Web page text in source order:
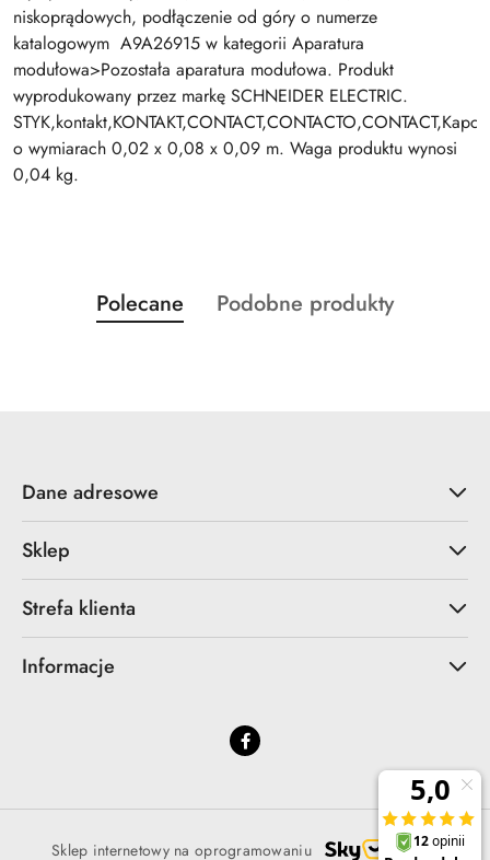
niskoprądowych, podłączenie od góry o numerze
katalogowym A9A26915 w kategorii Aparatura
modułowa>Pozostała aparatura modułowa. Produkt
wyprodukowany przez markę SCHNEIDER ELECTRIC.
o wymiarach 0,02 x 0,08 x 0,09 m. Waga produktu wynosi
0,04 kg.
Pomiń karuzelę produktów
Produkty
o
Polecane
Produkty
Podobne produkty
Dane adresowe
Sklep
Strefa klienta
Informacje
Sklep internetowy na oprogramowaniu